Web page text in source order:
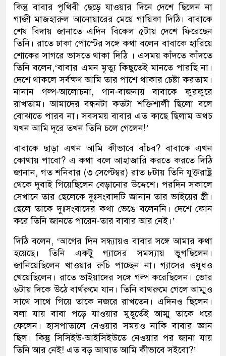
কিন্তু বাবার পৃথিবী ছেড়ে যাওয়ার দিনে দেশে ছিলেন না
গাজী মাজহারুল আনোয়ারের মেয়ে গায়িকা দিঠি। বাবাকে
শেষ বিদায় জানাতে এদিন বিকেল ৫টায় দেশে ফিরেছেন
তিনি। রাতে ঢাকা পোস্টের সঙ্গে কথা বলেন বাবাকে হারিয়ে
শোকের সাগরে ভাসতে থাকা দিঠি । এসময় কাঁদতে কাঁদতে
তিনি বলেন,‘বাবার এমন মৃত্যু কিছুতেই মানতে পারছি না।
দেশে থাকলে সর্বক্ষণ আমি তার পাশে থাকার চেষ্টা করতাম।
নানান গল্প-আলোচনা, গান-বাজনায় বাবাকে ফুরফুরে
রাখতাম। আমাদের বন্ধনটা কতটা শক্তিশালী ছিলো বলে
বোঝাতে পারব না। সবসময় বাবার এত কাছে ছিলাম অথচ
যখন আমি দূরে তখন তিনি চলে গেলেন!’
বাবাকে ছাড়া এখন আমি কীভাবে বাঁচব? বাবাকে এখন
কোথায় পাবো? এ কথা বলে আহাজারি করতে করতে দিঠি
জানান, গত শনিবার (৩ সেপ্টেম্বর) রাত ৮টায় তিনি যুক্তরাষ্ট্র
থেকে দুবাই গিয়েছিলেন বেড়ানোর উদ্দেশে। পরদিন সকালে
সেখানে তার ছেলেকে দুঃসংবাদটি জানান তার ভাইয়ের স্ত্রী।
ছেলে তাকে দুঃসংবাদের কথা ভেঙে বলেননি। দেশে ফোন
করে তিনি জানতে পারেন-তার বাবার আর নেই।’
দিঠি বলেন, ‘আগের দিন সন্ধ্যায়ও বাবার সঙ্গে আমার কথা
হয়েছে। তিনি একটু গ্যাসের সমস্যায় ভুগছিলেন।
জানিয়েছিলেন খাওয়ার রুচি পাচ্ছেন না। গ্যাসের ওষুধও
খেয়েছিলেন। রাতে ভাইয়াদের সঙ্গে গল্প করেছিলেন। ভোর
৬টায় দিকে উঠে বার্থরুমে যান। তিনি বাথরুমে গেলে আম্মুও
সাথে সাথে গিয়ে তাকে নজরে রাখতেন। এদিনও ছিলেন।
বলা যায় বাবা পড়ে যাওয়ার মুহূর্তেই আম্মু তাকে ধরে
ফেলেন। হাসপাতালে নেওয়ার সময়ও নাকি বাবার জ্ঞান
ছিল। কিন্তু সিসিইউ-আইসিইউতে নেওয়ার পর জানা যায়
তিনি আর নেই! এত বড় আঘাত আমি কীভাবে সইবো?’